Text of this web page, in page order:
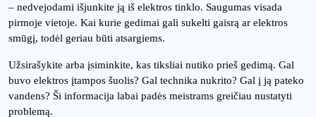
– nedvejodami išjunkite ją iš elektros tinklo. Saugumas visada
pirmoje vietoje. Kai kurie gedimai gali sukelti gaisrą ar elektros
smūgį, todėl geriau būti atsargiems.
Užsirašykite arba įsiminkite, kas tiksliai nutiko prieš gedimą. Gal
buvo elektros įtampos šuolis? Gal technika nukrito? Gal į ją pateko
vandens? Ši informacija labai padės meistrams greičiau nustatyti
problemą.